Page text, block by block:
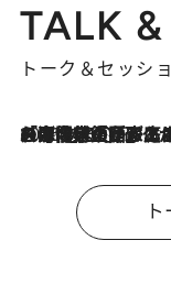
TALK
トーク＆セッシ
2026.8.3
「今後値上げがあるとすれば…」「リスクがあるのは今年の冬」エネルギー専門家が語る、ホルムズ海峡封鎖が家庭にもたらす“ある心配”